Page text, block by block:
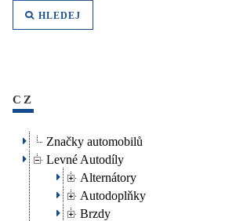
HLEDEJ
CZ
Značky automobilů
Levné Autodíly
Alternátory
Autodoplňky
Brzdy